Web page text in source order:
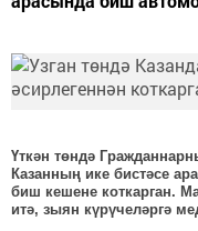
Үткән төндә
Казанның ике бистәсе
биш кешене коткарган.
итә, зыян күрүчеләргә